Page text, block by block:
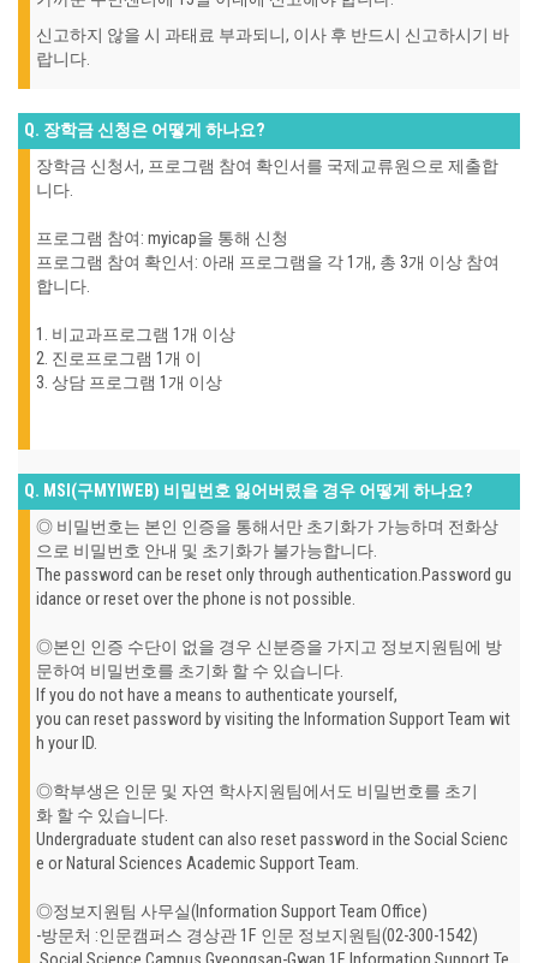
신고하지 않을 시 과태료 부과되니, 이사 후 반드시 신고하시기 바
랍니다.
Q. 장학금 신청은 어떻게 하나요?
장학금 신청서, 프로그램 참여 확인서를 국제교류원으로 제출합
니다.
프로그램 참여: myicap을 통해 신청
프로그램 참여 확인서: 아래 프로그램을 각 1개, 총 3개 이상 참여
합니다.
1. 비교과프로그램 1개 이상
2. 진로프로그램 1개 이
3. 상담 프로그램 1개 이상
Q. MSI(구MYIWEB) 비밀번호 잃어버렸을 경우 어떻게 하나요?
◎ 비밀번호는 본인 인증을 통해서만 초기화가 가능하며 전화상
으로 비밀번호 안내 및 초기화가 불가능합니다.
The password can be reset only through authentication.Password gu
idance or reset over the phone is not possible.
◎본인 인증 수단이 없을 경우 신분증을 가지고 정보지원팀에 방
문하여 비밀번호를 초기화 할 수 있습니다.
If you do not have a means to authenticate yourself,
you can reset password by visiting the Information Support Team wit
h your ID.
◎학부생은 인문 및 자연 학사지원팀에서도 비밀번호를 초기
화 할 수 있습니다.
Undergraduate student can also reset password in the Social Scienc
e or Natural Sciences Academic Support Team.
◎정보지원팀 사무실(Information Support Team Office)
-방문처 :인문캠퍼스 경상관 1F 인문 정보지원팀(02-300-1542)